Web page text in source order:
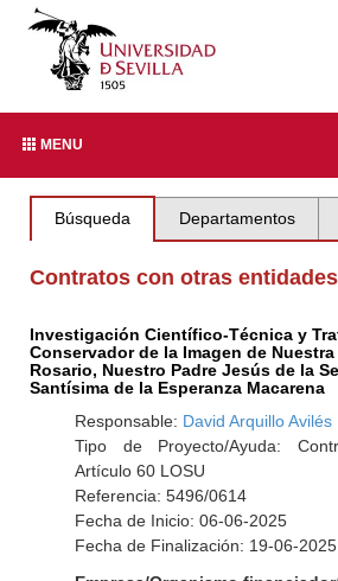
MENU
Búsqueda Departamentos
Contratos con otras entidades
Investigación Científico-Técnica y
Conservador de la Imagen de
Rosario, Nuestro Padre Jesús de la
Santísima de la Esperanza Macarena
Responsable: David Arquillo Avilés
Tipo de Proyecto/Ayuda:
Artículo 60 LOSU
Referencia: 5496/0614
Fecha de Inicio: 06-06-2025
Fecha de Finalización: 19-06-2025